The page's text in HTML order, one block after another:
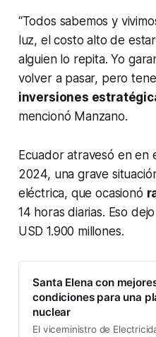
“Todos sabemos y
luz, el costo alto de
alguien lo repita. Yo
volver a pasar, pero
inversiones
mencionó Manzano.
Ecuador atravesó en en
2024, una grave
eléctrica, que ocasionó
14 horas diarias. Eso
USD 1.900 millones.
Santa Elena con
condiciones para una
nuclear
El viceministro de